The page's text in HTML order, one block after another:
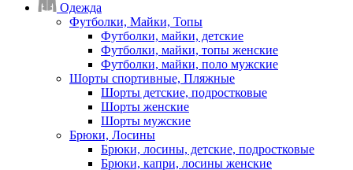
Одежда
Футболки, Майки, Топы
Футболки, майки, детские
Футболки, майки, топы женские
Футболки, майки, поло мужские
Шорты спортивные, Пляжные
Шорты детские, подростковые
Шорты женские
Шорты мужские
Брюки, Лосины
Брюки, лосины, детские, подростковые
Брюки, капри, лосины женские